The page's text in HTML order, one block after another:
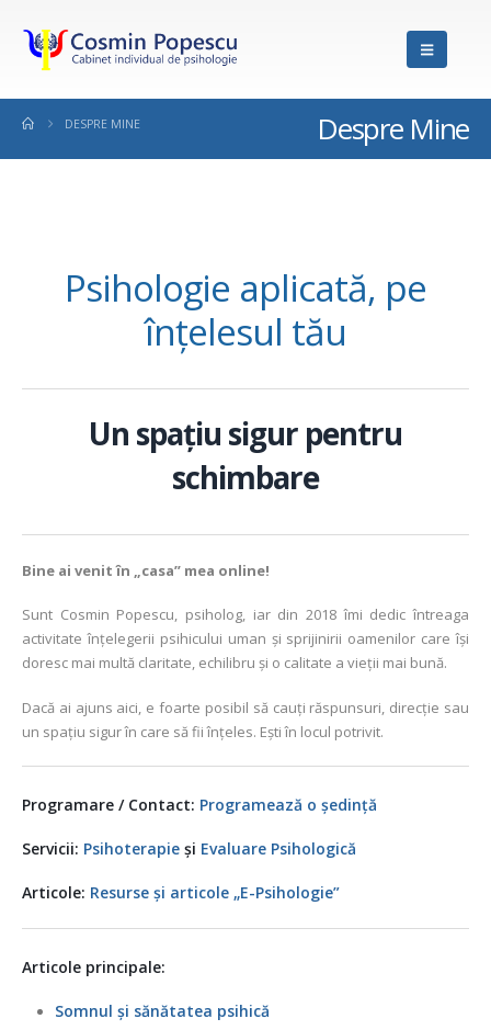
Despre Mine
DESPRE MINE
Psihologie aplicată, pe
înțelesul tău
Un spațiu sigur pentru
schimbare
Bine ai venit în „casa” mea online!
Sunt Cosmin Popescu, psiholog, iar din 2018 îmi dedic întreaga
activitate înțelegerii psihicului uman și sprijinirii oamenilor care își
doresc mai multă claritate, echilibru și o calitate a vieții mai bună.
Dacă ai ajuns aici, e foarte posibil să cauți răspunsuri, direcție sau
un spațiu sigur în care să fii înțeles. Ești în locul potrivit.
Programare / Contact: Programează o ședință
Servicii: Psihoterapie și Evaluare Psihologică
Articole: Resurse și articole „E-Psihologie”
Articole principale:
Somnul și sănătatea psihică